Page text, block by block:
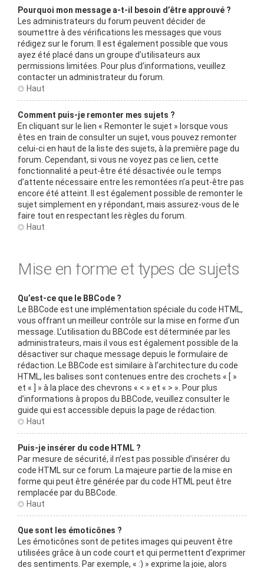
Pourquoi mon message a-t-il besoin d’être approuvé ?
Les administrateurs du forum peuvent décider de
soumettre à des vérifications les messages que vous
rédigez sur le forum. Il est également possible que vous
ayez été placé dans un groupe d’utilisateurs aux
permissions limitées. Pour plus d’informations, veuillez
contacter un administrateur du forum.
Haut
Comment puis-je remonter mes sujets ?
En cliquant sur le lien « Remonter le sujet » lorsque vous
êtes en train de consulter un sujet, vous pouvez remonter
celui-ci en haut de la liste des sujets, à la première page du
forum. Cependant, si vous ne voyez pas ce lien, cette
fonctionnalité a peut-être été désactivée ou le temps
d’attente nécessaire entre les remontées n’a peut-être pas
encore été atteint. Il est également possible de remonter le
sujet simplement en y répondant, mais assurez-vous de le
faire tout en respectant les règles du forum.
Haut
Mise en forme et types de sujets
Qu’est-ce que le BBCode ?
Le BBCode est une implémentation spéciale du code HTML,
vous offrant un meilleur contrôle sur la mise en forme d’un
message. L’utilisation du BBCode est déterminée par les
administrateurs, mais il vous est également possible de la
désactiver sur chaque message depuis le formulaire de
rédaction. Le BBCode est similaire à l’architecture du code
HTML, les balises sont contenues entre des crochets « [ »
et « ] » à la place des chevrons « < » et « > ». Pour plus
d’informations à propos du BBCode, veuillez consulter le
guide qui est accessible depuis la page de rédaction.
Haut
Puis-je insérer du code HTML ?
Par mesure de sécurité, il n’est pas possible d’insérer du
code HTML sur ce forum. La majeure partie de la mise en
forme qui peut être générée par du code HTML peut être
remplacée par du BBCode.
Haut
Que sont les émoticônes ?
Les émoticônes sont de petites images qui peuvent être
utilisées grâce à un code court et qui permettent d’exprimer
des sentiments. Par exemple, « :) » exprime la joie, alors